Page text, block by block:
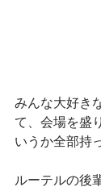
みんな大好き
て、会場を盛
いうか全部持
ルーテルの後